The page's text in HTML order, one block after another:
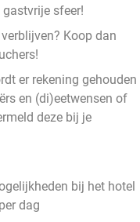
gastvrije sfeer!
Koop dan
er rekening gehouden
en (di)eetwensen of
deze bij je
bij het hotel
dag